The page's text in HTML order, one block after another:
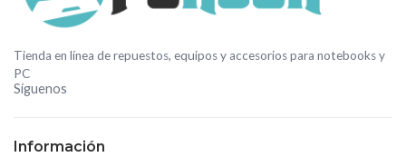
Tienda en línea de repuestos, equipos y accesorios para notebooks y
PC
Síguenos
Información